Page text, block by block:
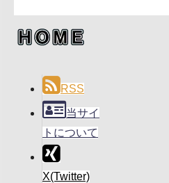
RSS
当サイ
トについて
X(Twitter)